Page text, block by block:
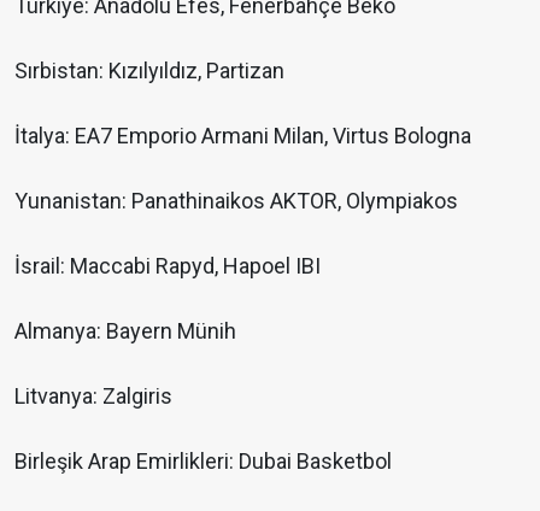
Sırbistan: Kızılyıldız, Partizan
İtalya: EA7 Emporio Armani Milan, Virtus Bologna
Yunanistan: Panathinaikos AKTOR, Olympiakos
İsrail: Maccabi Rapyd, Hapoel IBI
Almanya: Bayern Münih
Litvanya: Zalgiris
Birleşik Arap Emirlikleri: Dubai Basketbol